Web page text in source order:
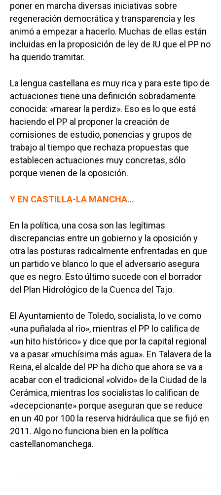
poner en marcha diversas iniciativas sobre
regeneración democrática y transparencia y les
animó a empezar a hacerlo. Muchas de ellas están
incluidas en la proposición de ley de IU que el PP no
ha querido tramitar.
La lengua castellana es muy rica y para este tipo de
actuaciones tiene una definición sobradamente
conocida: «marear la perdiz». Eso es lo que está
haciendo el PP al proponer la creación de
comisiones de estudio, ponencias y grupos de
trabajo al tiempo que rechaza propuestas que
establecen actuaciones muy concretas, sólo
porque vienen de la oposición.
Y EN CASTILLA-LA MANCHA…
En la política, una cosa son las legítimas
discrepancias entre un gobierno y la oposición y
otra las posturas radicalmente enfrentadas en que
un partido ve blanco lo que el adversario asegura
que es negro. Esto último sucede con el borrador
del Plan Hidrológico de la Cuenca del Tajo.
El Ayuntamiento de Toledo, socialista, lo ve como
«una puñalada al río», mientras el PP lo califica de
«un hito histórico» y dice que por la capital regional
va a pasar «muchísima más agua». En Talavera de la
Reina, el alcalde del PP ha dicho que ahora se va a
acabar con el tradicional «olvido» de la Ciudad de la
Cerámica, mientras los socialistas lo califican de
«decepcionante» porque aseguran que se reduce
en un 40 por 100 la reserva hidráulica que se fijó en
2011. Algo no funciona bien en la política
castellanomanchega.